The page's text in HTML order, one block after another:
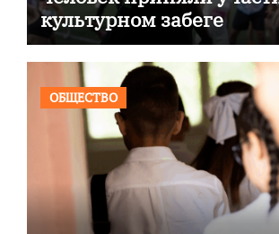
культурном забеге
ОБЩЕСТВО